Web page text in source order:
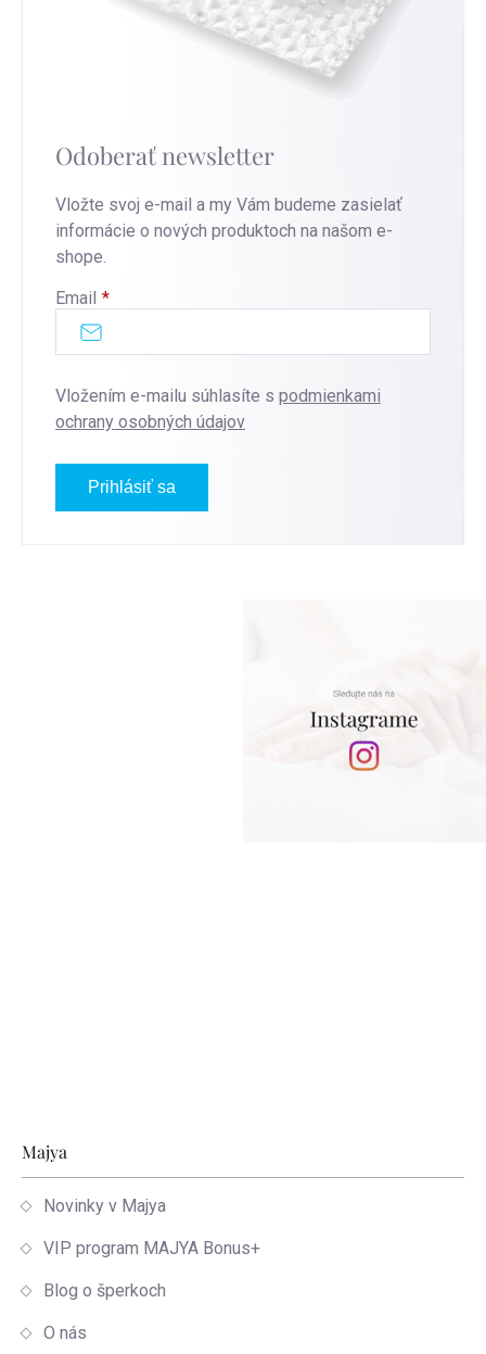
Odoberať newsletter
Vložte svoj e-mail a my Vám budeme zasielať
informácie o nových produktoch na našom e-
shope.
Email
Vložením e-mailu súhlasíte s podmienkami
ochrany osobných údajov
Prihlásiť sa
Zápätie
Majya
Novinky v Majya
VIP program MAJYA Bonus+
Blog o šperkoch
O nás